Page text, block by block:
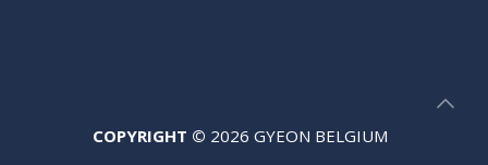
COPYRIGHT © 2026 GYEON BELGIUM